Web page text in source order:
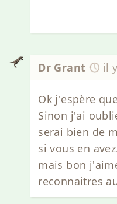
Dr Grant il
Ok j'espère
Sinon j'ai
serai bien de
si vous en
mais bon
reconnaitres